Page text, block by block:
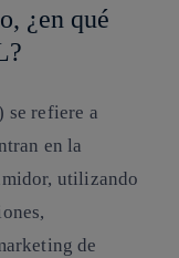
¿en qué
se refiere a
en la
utilizando
de